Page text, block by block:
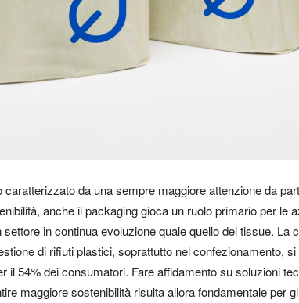
da una sempre maggiore attenzione da
anche il packaging gioca un ruolo primario per le
in continua evoluzione quale quello del tissue. La
di rifiuti plastici, soprattutto nel confezionamento,
il 54% dei consumatori. Fare affidamento su soluzioni
maggiore sostenibilità risulta allora fondamentale per